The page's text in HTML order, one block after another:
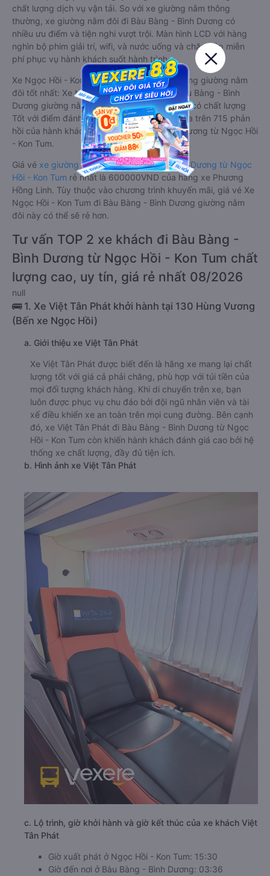
chất lượng dịch vụ vận tải. So với xe giường nằm thông
thường, xe giường nằm đôi đi Bàu Bàng - Bình Dương có
nhiều ưu điểm và tiện nghi vượt trội. Màn hình LCD với hàng
nghìn bộ phim giải trí, wifi, và nước uống và chăn đắp miễn
phí phục vụ hành khách suốt hành trình.
Xe Ngọc Hồi - Kon Tum Bàu Bàng - Bình Dương giường nằm
đôi tốt nhất: Xe từ Ngọc Hồi - Kon Tum đi Bàu Bàng - Bình
Dương giường nằm đôi được đánh giá chung có chất lượng
Tốt với điểm đánh giá trung bình từ 4.3/5 dựa trên 715 phản
hồi của hành khách Xe về Bàu Bàng - Bình Dương từ Ngọc Hồi
- Kon Tum.
Giá vé xe giường nằm đôi đi Bàu Bàng - Bình Dương từ Ngọc
Hồi - Kon Tum rẻ nhất là 600000VND của hãng xe Phương
Hồng Linh. Tùy thuộc vào chương trình khuyến mãi, giá vé Xe
Ngọc Hồi - Kon Tum đi Bàu Bàng - Bình Dương giường nằm
đôi này có thể sẽ rẻ hơn.
Tư vấn TOP 2 xe khách đi Bàu Bàng -
Bình Dương từ Ngọc Hồi - Kon Tum chất
lượng cao, uy tín, giá rẻ nhất 08/2026
null
🚌 1. Xe Việt Tân Phát khởi hành tại 130 Hùng Vương
(Bến xe Ngọc Hồi)
a. Giới thiệu xe Việt Tân Phát
Xe Việt Tân Phát được biết đến là hãng xe mang lại chất
lượng tốt với giá cả phải chăng, phù hợp với túi tiền của
mọi đối tượng khách hàng. Khi di chuyển trên xe, bạn
luôn được phục vụ chu đáo bởi đội ngũ nhân viên và tài
xế điều khiển xe an toàn trên mọi cung đường. Bên cạnh
đó, xe Việt Tân Phát đi Bàu Bàng - Bình Dương từ Ngọc
Hồi - Kon Tum còn khiến hành khách đánh giá cao bởi hệ
thống xe chất lượng, đầy đủ tiện ích.
b. Hình ảnh xe Việt Tân Phát
c. Lộ trình, giờ khởi hành và giờ kết thúc của xe khách Việt
Tân Phát
Giờ xuất phát ở Ngọc Hồi - Kon Tum: 15:30
Giờ đến nơi ở Bàu Bàng - Bình Dương: 03:36